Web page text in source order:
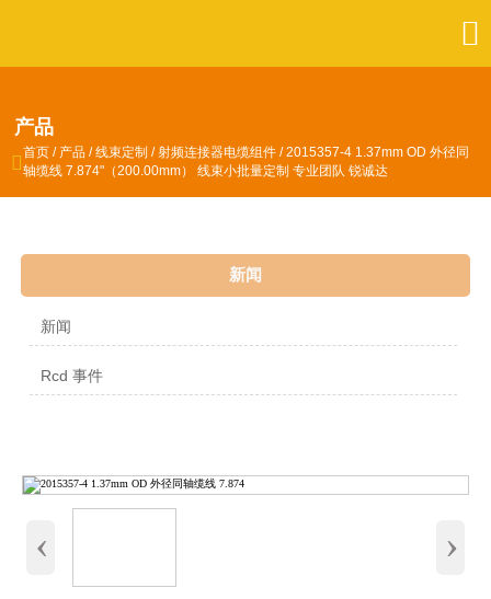

产品
 首页 / 产品 /线束定制 /射频连接器电缆组件 /2015357-4 1.37mm OD 外径同
轴缆线 7.874"（200.00mm） 线束小批量定制 专业团队 锐诚达
新闻
新闻
Rcd 事件
‹ ›